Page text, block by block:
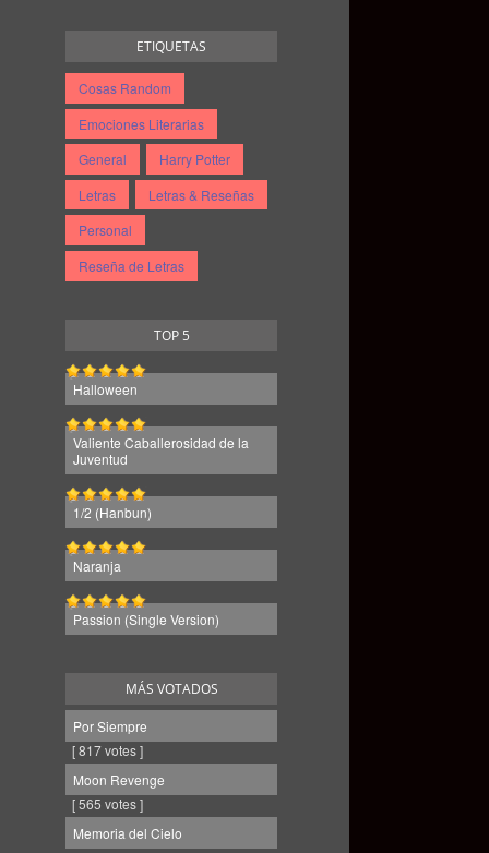
ETIQUETAS
Cosas Random
Emociones Literarias
General
Harry Potter
Letras
Letras & Reseñas
Personal
Reseña de Letras
TOP 5
Halloween
Valiente Caballerosidad de la
Juventud
1/2 (Hanbun)
Naranja
Passion (Single Version)
MÁS VOTADOS
Por Siempre
[ 817 votes ]
Moon Revenge
[ 565 votes ]
Memoria del Cielo